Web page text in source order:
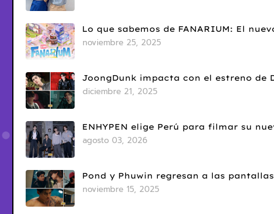
Lo que sabemos de FANARIUM: El
noviembre 25, 2025
JoongDunk impacta con el estreno de
diciembre 21, 2025
ENHYPEN elige Perú para filmar su
agosto 03, 2026
Pond y Phuwin regresan a las
noviembre 15, 2025